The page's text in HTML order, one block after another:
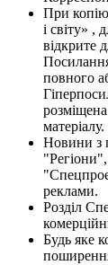
При
і світу» ,
відкрите
повного
матеріалу.
Новини з
реклами.
Розділ
Будь яке